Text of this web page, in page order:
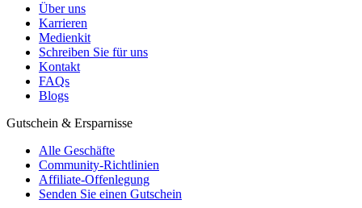
Über uns
Karrieren
Medienkit
Schreiben Sie für uns
Kontakt
FAQs
Blogs
Gutschein & Ersparnisse
Alle Geschäfte
Community-Richtlinien
Affiliate-Offenlegung
Senden Sie einen Gutschein